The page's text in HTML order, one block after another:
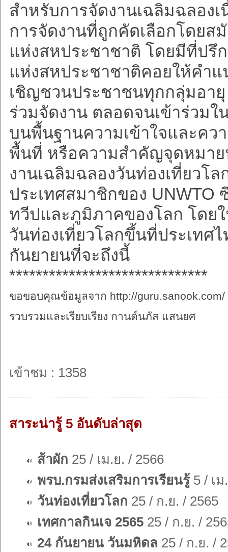
สำหรับการจัดงานเฉลิมฉลอง
การจัดงานที่ถูกคัดเลือกโดยส
แห่งสหประชาชาติ โดยมีที่ปรึ
แห่งสหประชาชาติคอยให้คำแ
เชิญชวนประชาชนทุกกลุ่มอา
ร่วมจัดงาน ตลอดจนเข้าร่วมใ
บนพื้นฐานความเข้าใจและค
พื้นที่ หรือความสำคัญจุดหมาย
งานเฉลิมฉลองวันท่องเที่ยวโ
ประเทศสมาชิกของ UNWTO
ทวีปและภูมิภาคของโลก โดย
วันท่องเที่ยวโลกขึ้นที่ประเทศ
กันยายนที่จะถึงนี้
******************************
ขอขอบคุณข้อมูลจาก http://guru.sanook.com/
รวบรวมและเรียบเรียง กานต์นภัส แสนยศ
เข้าชม : 1358
สาระน่ารู้ 5 อันดับล่าสุด
ส้าผัก 25 / เม.ย. / 2566
พรบ.กรมส่งเสริมการเรียนรู้ 5 / เ
วันท่องเที่ยวโลก 25 / ก.ย. / 2565
เทศกาลกินเจ 2565 25 / ก.ย. /
24 กันยายน วันมหิดล 25 / ก.ย. /